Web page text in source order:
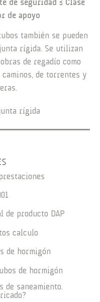
de seguridad ≤ Clase
de apoyo
también se pueden
rígida. Se utilizan
de regadío como
caminos, de torrentes y
rígida
de producto DAP
calculo
de hormigón
de hormigón
de saneamiento.